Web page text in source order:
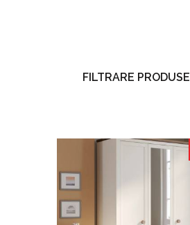
FILTRARE PRODUSE